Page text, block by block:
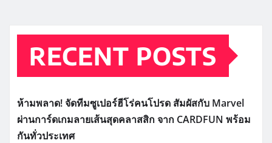
RECENT POSTS
ห้ามพลาด! จัดทีมซูเปอร์ฮีโร่คนโปรด สัมผัสกับ Marvel
ผ่านการ์ดเกมลายเส้นสุดคลาสสิก จาก CARDFUN พร้อม
กันทั่วประเทศ